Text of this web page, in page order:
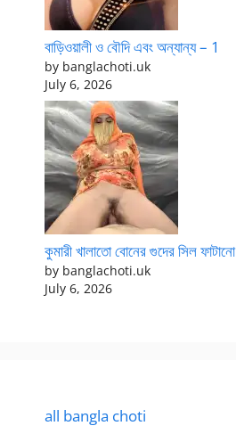
বাড়িওয়ালী ও বৌদি এবং অন্যান্য – 1
by banglachoti.uk
July 6, 2026
কুমারী খালাতো বোনের গুদের সিল ফাটানো
by banglachoti.uk
July 6, 2026
all bangla choti